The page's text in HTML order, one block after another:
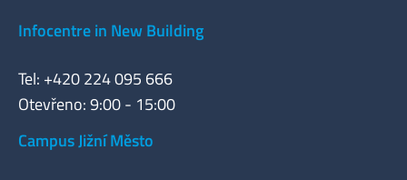
Infocentre in New Building
Tel: +420 224 095 666
Otevřeno: 9:00 - 15:00
Campus Jižní Město